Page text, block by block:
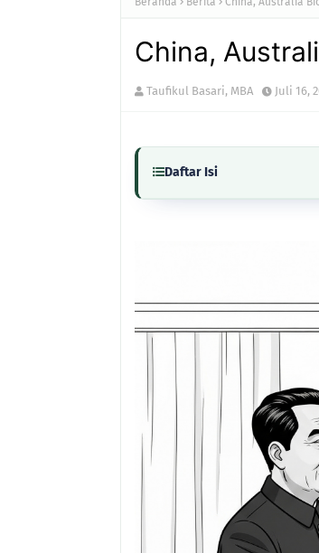
China,
Taufikul Basari, MBA Juli 16,
Daftar Isi